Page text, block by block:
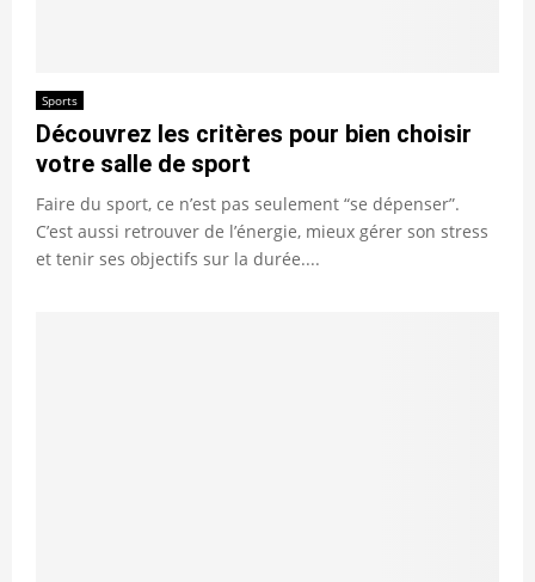
Sports
Découvrez les critères pour bien choisir
votre salle de sport
Faire du sport, ce n’est pas seulement “se dépenser”.
C’est aussi retrouver de l’énergie, mieux gérer son stress
et tenir ses objectifs sur la durée....